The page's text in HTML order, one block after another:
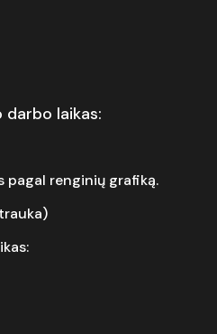
laikas:
pagal renginių grafiką.